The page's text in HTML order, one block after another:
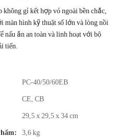
gỉ kết hợp vỏ ngoài bền chắc,
màn hình kỹ thuật số lớn và lòng nồi
nấu ăn an toàn và linh hoạt với bộ
tiến.
PC-40/50/60EB
CE, CB
29,5 x 29,5 x 34 cm
3,6 kg